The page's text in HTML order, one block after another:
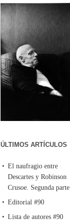
ÚLTIMOS ARTÍCULOS
El naufragio entre
Descartes y Robinson
Crusoe. Segunda parte
Editorial #90
Lista de autores #90